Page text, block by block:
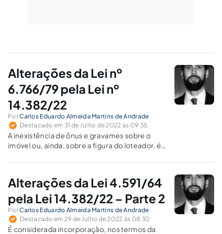
Alterações da Lei nº
6.766/79 pela Lei nº
14.382/22
PorCarlos Eduardo Almeida Martins de Andrade
Destacado em 31 de Julho de 2022 às 09:35
A inexistência de ônus e gravames sobre o
imóvel ou, ainda, sobre a figura do loteador, é
dos adquirentes, como demonstra a
Alterações da Lei 4.591/64
pela Lei 14.382/22 – Parte 2
PorCarlos Eduardo Almeida Martins de Andrade
Destacado em 29 de Julho de 2022 às 08:30
É considerada incorporação, nos termos da